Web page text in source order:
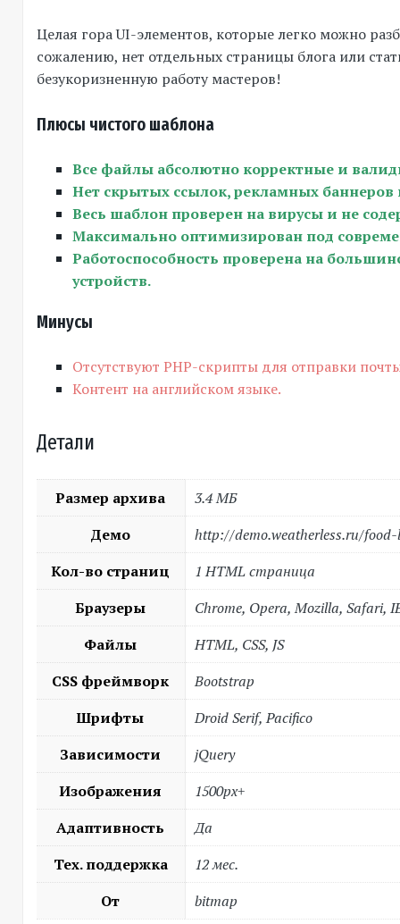
Целая гора UI-элементов, которые легко можно
сожалению, нет отдельных страницы блога или
безукоризненную работу мастеров!
Плюсы чистого шаблона
Все файлы абсолютно корректные и
Нет скрытых ссылок, рекламных
Весь шаблон проверен на вирусы и не
Максимально оптимизирован под
Работоспособность проверена на
устройств.
Минусы
Отсутствуют PHP-скрипты для отправки
Контент на английском языке.
Детали
Размер архива
3.4 МБ
Демо
http://demo.weatherless.ru/
Кол-во страниц
1 HTML страница
Браузеры
Chrome, Opera, Mozilla, Safari,
Файлы
HTML, CSS, JS
CSS фреймворк
Bootstrap
Шрифты
Droid Serif, Pacifico
Зависимости
jQuery
Изображения
1500px+
Адаптивность
Да
Тех. поддержка
12 мес.
От
bitmap